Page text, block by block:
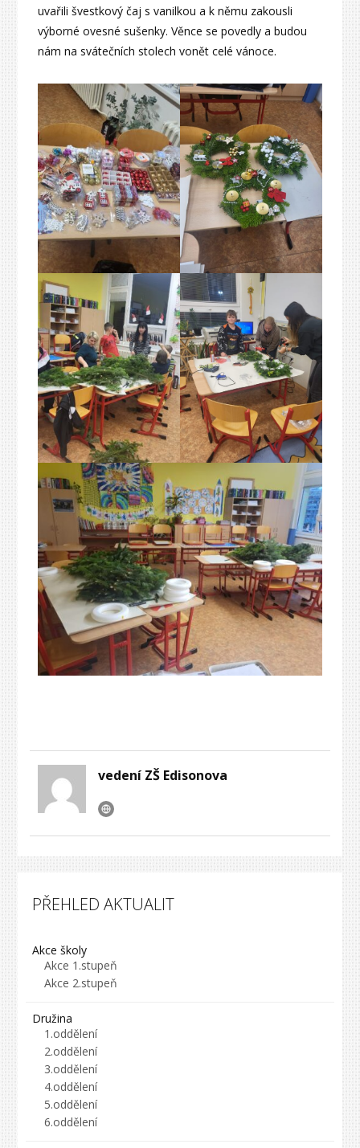
uvařili švestkový čaj s vanilkou a k němu zakousli
výborné ovesné sušenky. Věnce se povedly a budou
nám na svátečních stolech vonět celé vánoce.
vedení ZŠ Edisonova
PŘEHLED AKTUALIT
Akce školy
Akce 1.stupeň
Akce 2.stupeň
Družina
1.oddělení
2.oddělení
3.oddělení
4.oddělení
5.oddělení
6.oddělení